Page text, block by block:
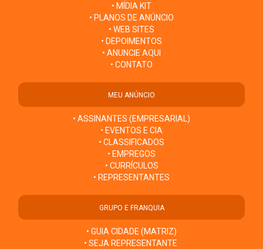
• MÍDIA KIT
• PLANOS DE ANÚNCIO
• WEB SITES
• DEPOIMENTOS
• ANUNCIE AQUI
• CONTATO
MEU ANÚNCIO
• ASSINANTES (EMPRESARIAL)
• EVENTOS E CIA
• CLASSIFICADOS
• EMPREGOS
• CURRÍCULOS
• REPRESENTANTES
GRUPO E FRANQUIA
• GUIA CIDADE (MATRIZ)
• SEJA REPRESENTANTE